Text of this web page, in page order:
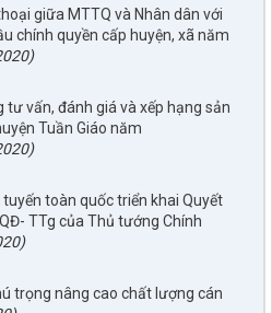
giữa MTTQ và Nhân dân với
chính quyền cấp huyện, xã năm
tư vấn, đánh giá và xếp hạng sản
Tuần Giáo năm
tuyến toàn quốc triển khai Quyết
TTg của Thủ tướng Chính
trọng nâng cao chất lượng cán